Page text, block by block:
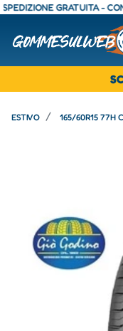
GRATUITA -
ESTIVO 165/60R15 77H